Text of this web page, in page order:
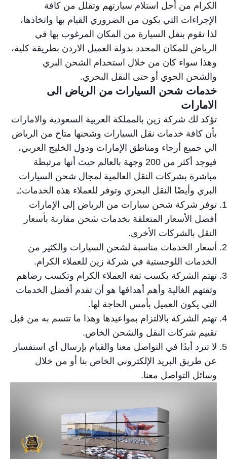
الكرام من أجل استلام سيارتهم وتقلل من كافة
الإجراءات التي يكون من الضروري القيام بها واتخاذها،
لذا تقوم بنقل السيارة من المكان المرغوب بها في
الرياض للمكان المحدد بدولة العميل الاردن بطريقة كلية،
وهذا سواء كان من خلال استخدام الشحن البري
والشحن الجوي أو حتى النقل البحري.
خدمات شحن السيارات من الرياض الى
الامارات
تؤكد لك شركة زين بالمملكة العربية السعودية والامارات
بأن كافة خدمات نقل السيارات وشحنها متاح من الرياض
الي جميع أرجاء ومناطق الإمارات ودول الخليج العربي،
فيوجد أكثر من 200 وجهة بالعالم حيث أنها مرتبطة
مباشرة بشركات النقل العالمية لمجال شحن السيارات
البري وأيضًا النقل البحري وتوفر للعملاء هذه الخدمات:ـ
توفر شركة شحن سيارات من الرياض إلى الإمارات
أفضل الأسعار المتعلقة بخدمات شحن مقارنة بأسعار
النقل بالشركات الأخرى.
أسعار الخدمات مناسبة لشحن السيارات والكثير من
الخدمات اللوجستية في شركة زين للعملاء الكرام.
تهتم الشركة بكسب ثقة العملاء الكرام وتكسب رضاهم
وثقتهم الغالية وأهم أهدافها هو أن تقدم أفضل الخدمات
التي يكون العميل بأمس الحاجة لها.
تهتم الشركة بالالتزام بمواعيدها وهذا ما تتسم به من قبل
تقييم شركات النقل والشحن الخاص.
لا تترد أبدًا في التواصل معنا والقيام بإرسال أي استفسار
عن طريق البريد الإلكتروني الخاص بنا أو من خلال
وسائل التواصل معنا.